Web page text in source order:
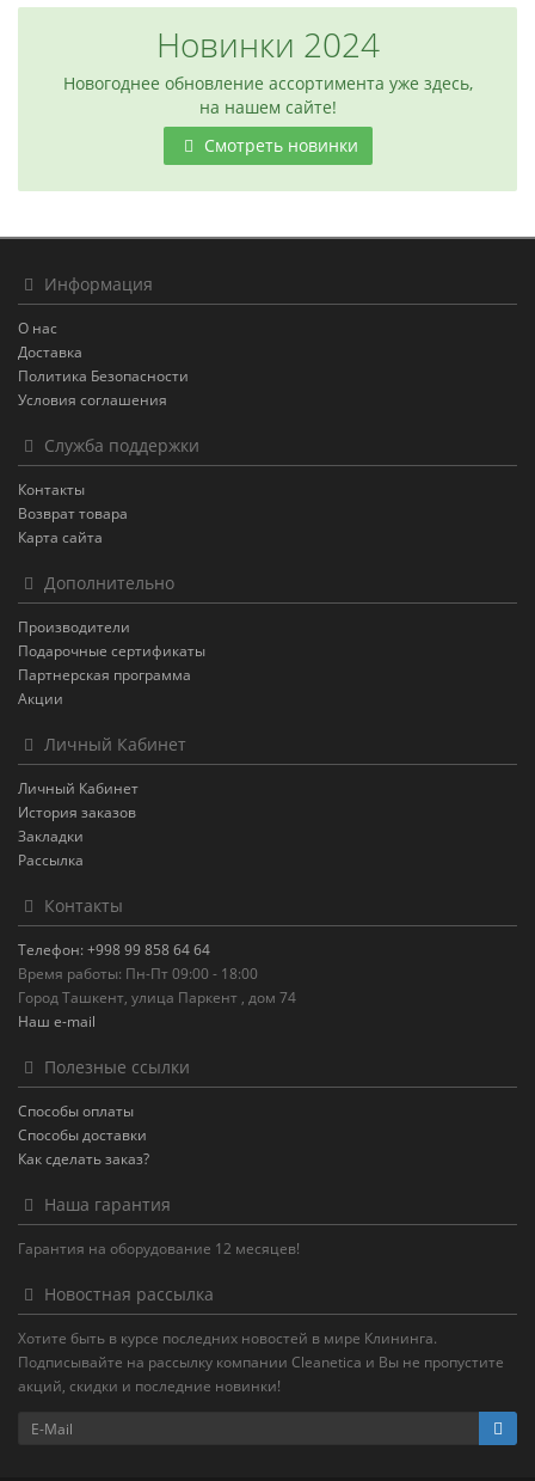
Новинки 2024
Новогоднее обновление ассортимента уже здесь,
на нашем сайте!
Смотреть новинки
Информация
О нас
Доставка
Политика Безопасности
Условия соглашения
Служба поддержки
Контакты
Возврат товара
Карта сайта
Дополнительно
Производители
Подарочные сертификаты
Партнерская программа
Акции
Личный Кабинет
Личный Кабинет
История заказов
Закладки
Рассылка
Контакты
Телефон: +998 99 858 64 64
Время работы: Пн-Пт 09:00 - 18:00
Город Ташкент, улица Паркент , дом 74
Наш e-mail
Полезные ссылки
Способы оплаты
Способы доставки
Как сделать заказ?
Наша гарантия
Гарантия на оборудование 12 месяцев!
Новостная рассылка
Хотите быть в курсе последних новостей в мире Клининга.
Подписывайте на рассылку компании Cleanetica и Вы не пропустите
акций, скидки и последние новинки!